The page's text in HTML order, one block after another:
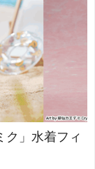
」水着フィ